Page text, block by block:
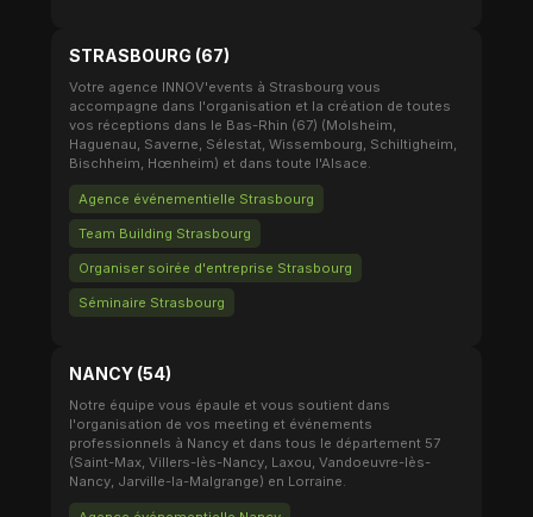
STRASBOURG (67)
Votre agence INNOV'events à Strasbourg vous
accompagne dans l'organisation et la création de toutes
vos réceptions dans le Bas-Rhin (67) (Molsheim,
Haguenau, Saverne, Sélestat, Wissembourg, Schiltigheim,
Bischheim, Hœnheim) et dans toute l'Alsace.
Agence événementielle Strasbourg
Team Building Strasbourg
Organiser soirée d'entreprise Strasbourg
Séminaire Strasbourg
NANCY (54)
Notre équipe vous épaule et vous soutient dans
l'organisation de vos meeting et événements
professionnels à Nancy et dans tous le département 57
(Saint-Max, Villers-lès-Nancy, Laxou, Vandoeuvre-lès-
Nancy, Jarville-la-Malgrange) en Lorraine.